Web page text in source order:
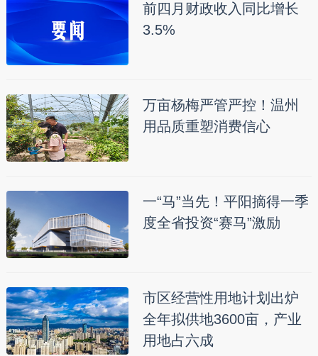
前四月财政收入同比增长
3.5%
万亩杨梅严管严控！温州
用品质重塑消费信心
一“马”当先！平阳摘得一季
度全省投资“赛马”激励
市区经营性用地计划出炉
全年拟供地3600亩，产业
用地占六成